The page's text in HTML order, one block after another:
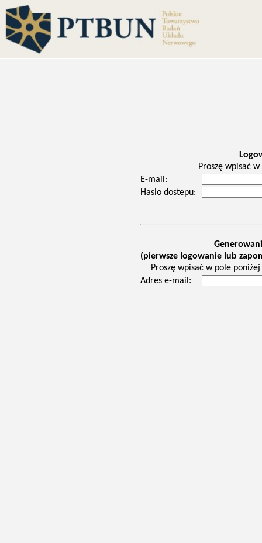
Proszę wpisać
E-mail:
Haslo dostepu:
(pierwsze logowanie lub
Proszę wpisać w pole
Adres e-mail: